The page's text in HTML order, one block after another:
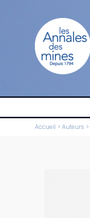
Accueil Auteurs